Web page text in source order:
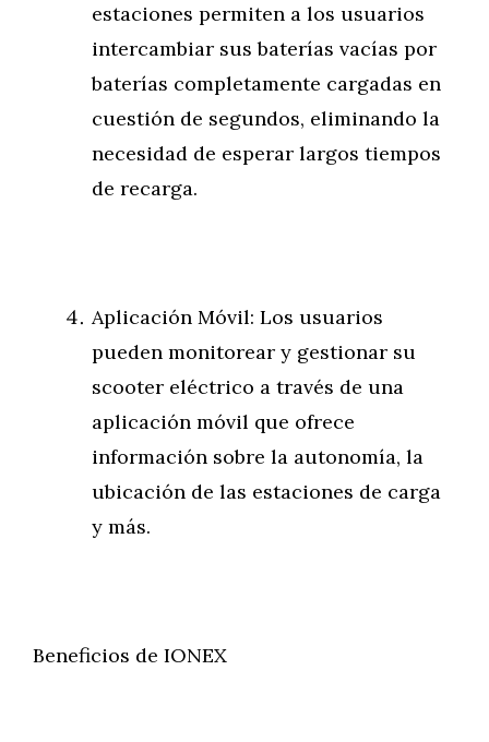
estaciones permiten a los usuarios
intercambiar sus baterías vacías por
baterías completamente cargadas en
cuestión de segundos, eliminando la
necesidad de esperar largos tiempos
de recarga.
Aplicación Móvil: Los usuarios
pueden monitorear y gestionar su
scooter eléctrico a través de una
aplicación móvil que ofrece
información sobre la autonomía, la
ubicación de las estaciones de carga
y más.
Beneficios de IONEX